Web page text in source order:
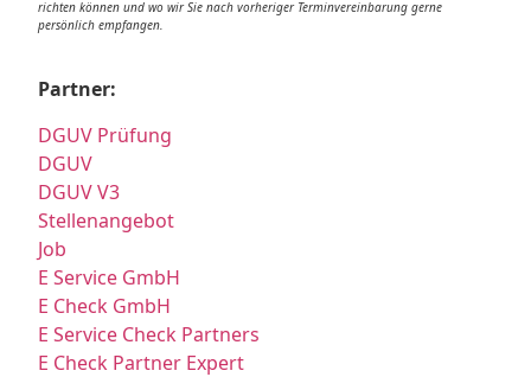
richten können und wo wir Sie nach vorheriger Terminvereinbarung gerne
persönlich empfangen.
Partner:
DGUV Prüfung
DGUV
DGUV V3
Stellenangebot
Job
E Service GmbH
E Check GmbH
E Service Check Partners
E Check Partner Expert